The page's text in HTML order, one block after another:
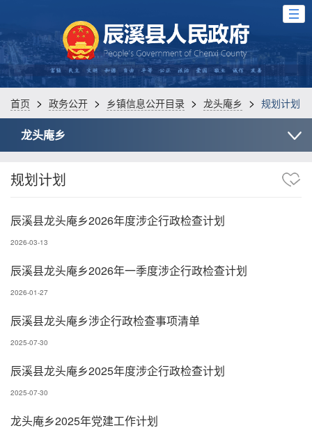
首页 > 政务公开 > 乡镇信息公开目录 > 龙头庵乡 > 规划计划
龙头庵乡
规划计划
辰溪县龙头庵乡2026年度涉企行政检查计划
2026-03-13
辰溪县龙头庵乡2026年一季度涉企行政检查计划
2026-01-27
辰溪县龙头庵乡涉企行政检查事项清单
2025-07-30
辰溪县龙头庵乡2025年度涉企行政检查计划
2025-07-30
龙头庵乡2025年党建工作计划